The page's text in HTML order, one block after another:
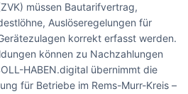
müssen Bautarifvertrag,
Auslöseregelungen für
korrekt erfasst werden.
können zu Nachzahlungen
HABEN.digital übernimmt die
für Betriebe im Rems-Murr-Kreis –